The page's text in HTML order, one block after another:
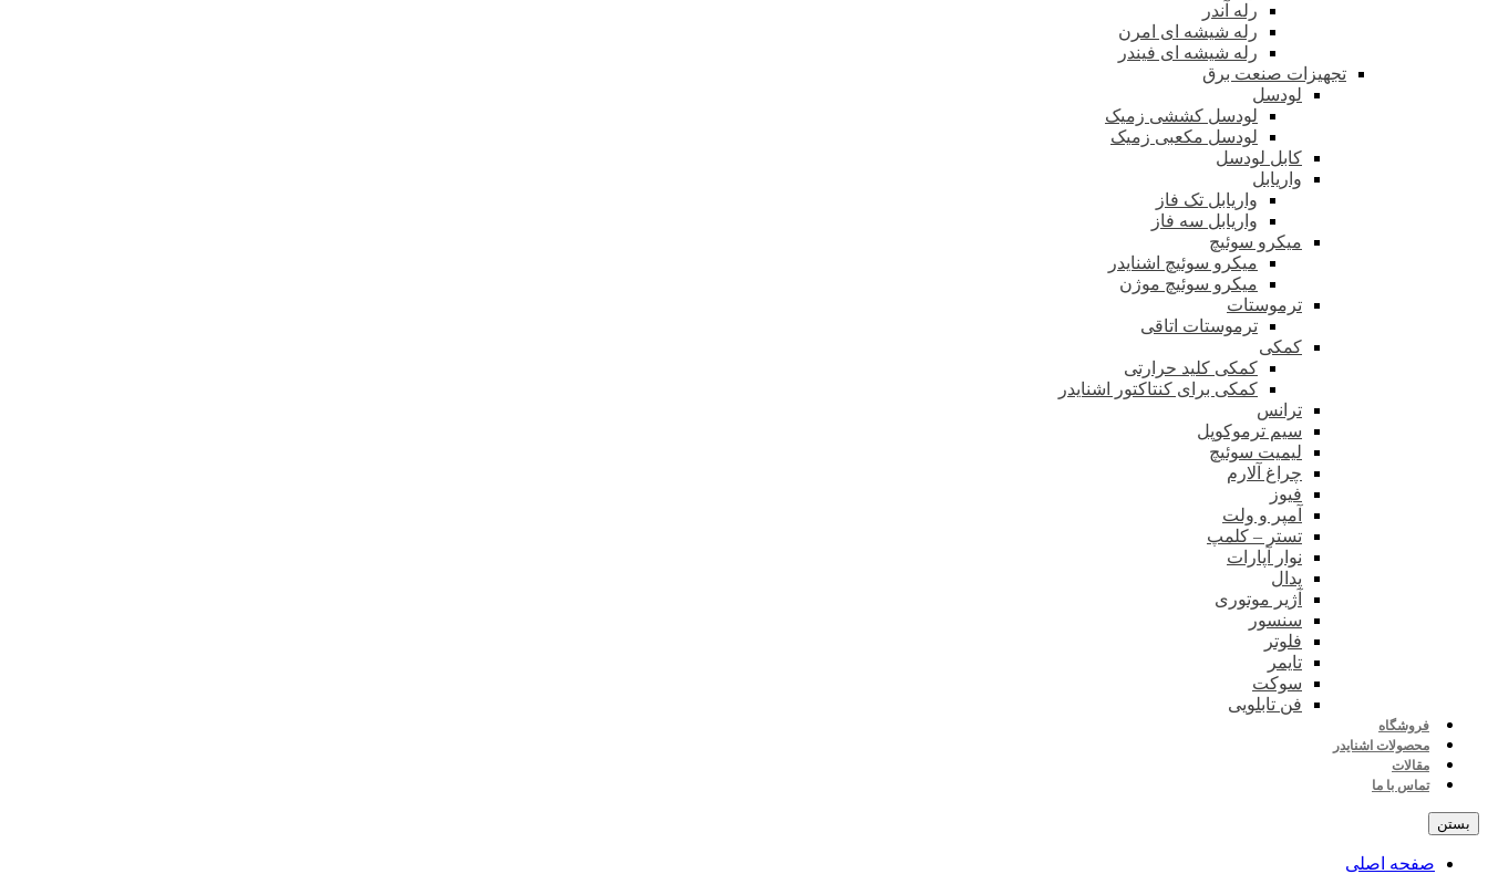
رله آندر
رله شیشه ای امرن
رله شیشه ای فیندر
تجهیزات صنعت برق
لودسل
لودسل کششی زمیک
لودسل مکعبی زمیک
کابل لودسل
واریابل
واریابل تک فاز
واریابل سه فاز
میکرو سوئیچ
میکرو سوئیچ اشنایدر
میکرو سوئیچ موژن
ترموستات
ترموستات اتاقی
کمکی
کمکی کلید حرارتی
کمکی برای کنتاکتور اشنایدر
ترانس
سیم ترموکوپل
لیمیت سوئیچ
چراغ آلارم
فیوز
آمپر و ولت
تستر – کلمپ
نوار آپارات
پدال
آژیر موتوری
سنسور
فلوتر
تایمر
سوکت
فن تابلویی
فروشگاه
محصولات اشنایدر
مقالات
تماس با ما
بستن
صفحه اصلی